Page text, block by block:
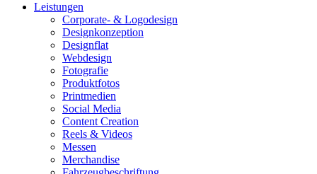
Leistungen
Corporate- & Logodesign
Designkonzeption
Designflat
Webdesign
Fotografie
Produktfotos
Printmedien
Social Media
Content Creation
Reels & Videos
Messen
Merchandise